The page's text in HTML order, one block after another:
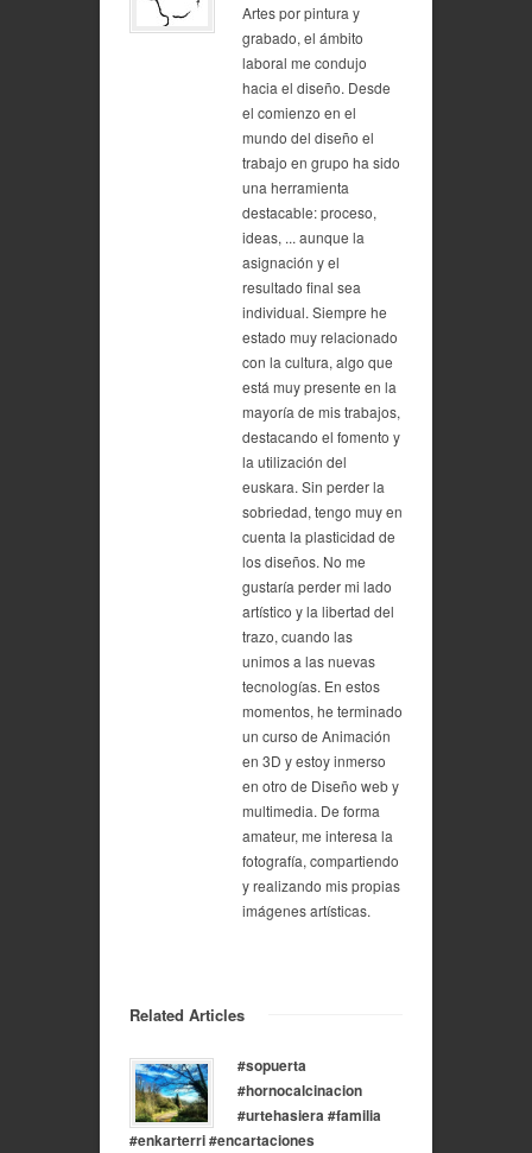
Artes por pintura y
grabado, el ámbito
laboral me condujo
hacia el diseño. Desde
el comienzo en el
mundo del diseño el
trabajo en grupo ha sido
una herramienta
destacable: proceso,
ideas, ... aunque la
asignación y el
resultado final sea
individual. Siempre he
estado muy relacionado
con la cultura, algo que
está muy presente en la
mayoría de mis trabajos,
destacando el fomento y
la utilización del
euskara. Sin perder la
sobriedad, tengo muy en
cuenta la plasticidad de
los diseños. No me
gustaría perder mi lado
artístico y la libertad del
trazo, cuando las
unimos a las nuevas
tecnologías. En estos
momentos, he terminado
un curso de Animación
en 3D y estoy inmerso
en otro de Diseño web y
multimedia. De forma
amateur, me interesa la
fotografía, compartiendo
y realizando mis propias
imágenes artísticas.
Related Articles
#sopuerta
#hornocalcinacion
#urtehasiera #familia
#enkarterri #encartaciones